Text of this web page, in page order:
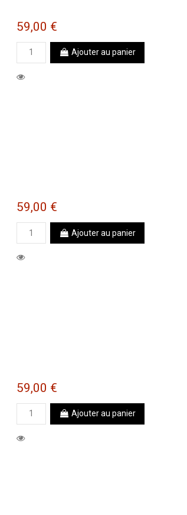
59,00 €
Ajouter au panier
59,00 €
Ajouter au panier
59,00 €
Ajouter au panier